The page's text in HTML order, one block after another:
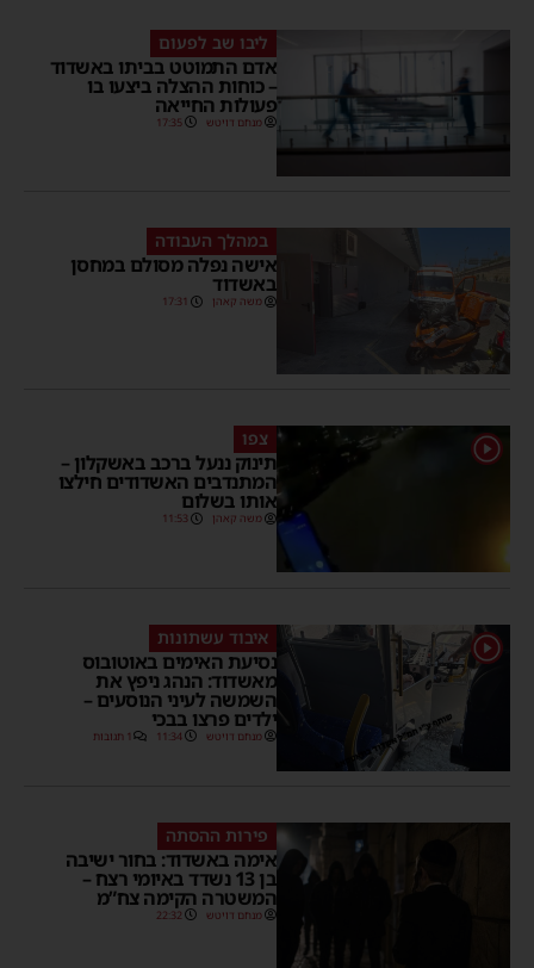
ליבו שב לפעום
אדם התמוטט בביתו באשדוד
– כוחות ההצלה ביצעו בו
פעולות החייאה
מנחם דויטש 17:35
במהלך העבודה
אישה נפלה מסולם במחסן
באשדוד
משה קאהן 17:31
1 צפו
תינוק ננעל ברכב באשקלון –
המתנדבים האשדודים חילצו
אותו בשלום
משה קאהן 11:53
1 איבוד עשתונות
נסיעת האימים באוטובוס
מאשדוד: הנהג ניפץ את
השמשה לעיני הנוסעים –
ילדים פרצו בבכי
מנחם דויטש 11:34 1 תגובות
פירות ההסתה
אימה באשדוד: בחור ישיבה
בן 13 נשדד באיומי רצח –
המשטרה הקימה צח”מ
מנחם דויטש 22:32